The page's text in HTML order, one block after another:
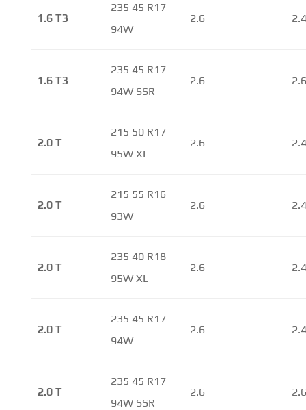
1.6 T3
235 45 R17
94W
2.6
1.6 T3
235 45 R17
94W SSR
2.6
2.0 T
215 50 R17
95W XL
2.6
2.0 T
215 55 R16
93W
2.6
2.0 T
235 40 R18
95W XL
2.6
2.0 T
235 45 R17
94W
2.6
2.0 T
235 45 R17
94W SSR
2.6